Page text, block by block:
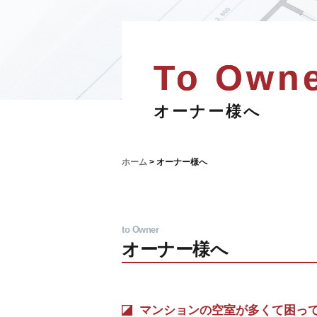
オーナー様へ
ホーム > オーナー様へ
to Owner
オーナー様へ
マンションの空室が多くて困っ